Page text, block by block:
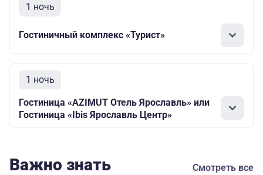
1 ночь
Гостиничный комплекс «Турист»
1 ночь
Гостиница «AZIMUT Отель Ярославль» или
Гостиница «Ibis Ярославль Центр»
Важно знать Смотреть все